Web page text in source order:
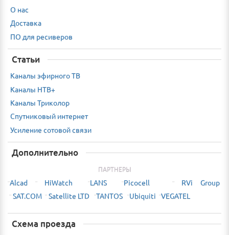
О нас
Доставка
ПО для ресиверов
Статьи
Каналы эфирного ТВ
Каналы НТВ+
Каналы Триколор
Спутниковый интернет
Усиление сотовой связи
Дополнительно
ПАРТНЕРЫ
¨Alcad ¨ HiWatch ¨LANS ¨Picocell ¨ RVi Group
¨ SAT.COM ¨ Satellite LTD ¨TANTOS ¨Ubiquiti ¨VEGATEL
Схема проезда